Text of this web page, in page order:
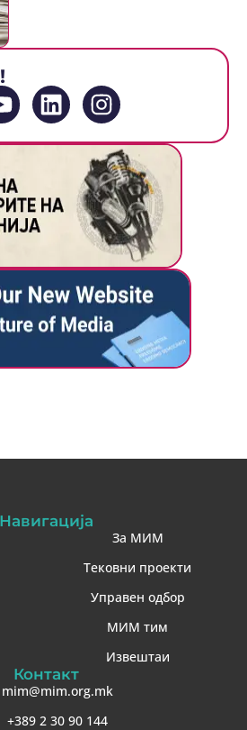
Навигација
За МИМ
Тековни проекти
Управен одбор
МИМ тим
Извештаи
Контакт
mim@mim.org.mk
+389 2 30 90 144